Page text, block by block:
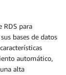
RDS para
bases de datos
automático,
alta